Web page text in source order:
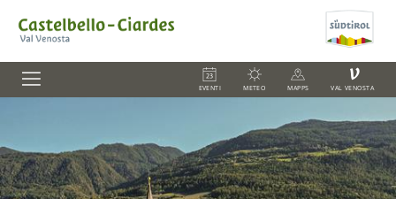
EVENTI METEO MAPPS
V
VAL VENOSTA